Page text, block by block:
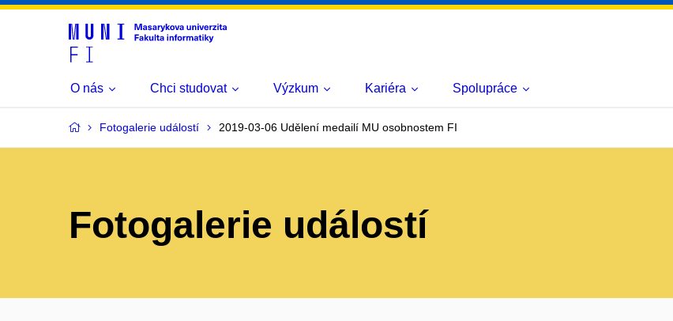
O nás Chci studovat Výzkum Kariéra Spolupráce
Fotogalerie událostí 2019-03-06 Udělení medailí MU osobnostem FI
Fotogalerie událostí